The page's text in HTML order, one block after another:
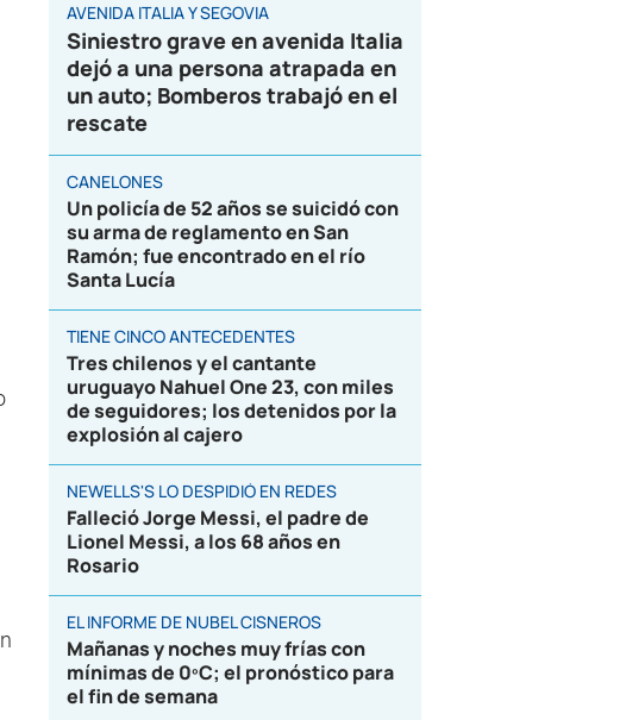
AVENIDA ITALIA Y SEGOVIA
Siniestro grave en avenida Italia
dejó a una persona atrapada en
un auto; Bomberos trabajó en el
rescate
CANELONES
Un policía de 52 años se suicidó con
su arma de reglamento en San
Ramón; fue encontrado en el río
Santa Lucía
TIENE CINCO ANTECEDENTES
Tres chilenos y el cantante
uruguayo Nahuel One 23, con miles
de seguidores; los detenidos por la
explosión al cajero
NEWELLS'S LO DESPIDIÓ EN REDES
Falleció Jorge Messi, el padre de
Lionel Messi, a los 68 años en
Rosario
EL INFORME DE NUBEL CISNEROS
Mañanas y noches muy frías con
mínimas de 0ºC; el pronóstico para
el fin de semana